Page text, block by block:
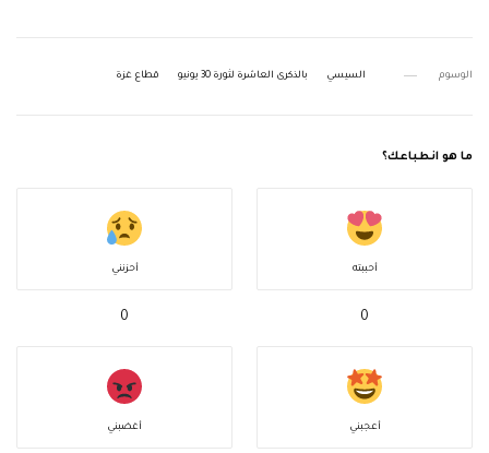
الوسوم السيسي بالذكرى العاشرة لثورة 30 يونيو قطاع غزة
ما هو انطباعك؟
أحببته
0
أحزنني
0
أعجبني أغضبني